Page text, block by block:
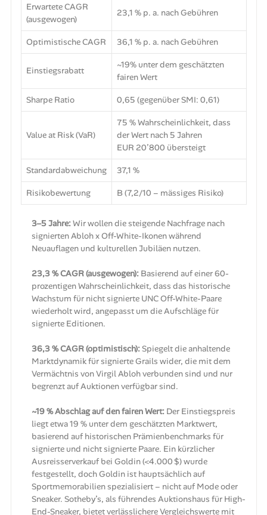
Erwartete CAGR
(ausgewogen)
23,1 % p. a. nach Gebühren
Optimistische CAGR 36,1 % p. a. nach Gebühren
Einstiegsrabatt
~19% unter dem geschätzten
fairen Wert
Sharpe Ratio 0,65 (gegenüber SMI: 0,61)
Value at Risk (VaR)
75 % Wahrscheinlichkeit, dass
der Wert nach 5 Jahren
EUR 20’800 übersteigt
Standardabweichung 37,1 %
Risikobewertung B (7,2/10 – mässiges Risiko)
3–5 Jahre: Wir wollen die steigende Nachfrage nach
signierten Abloh x Off-White-Ikonen während
Neuauflagen und kulturellen Jubiläen nutzen.
23,3 % CAGR (ausgewogen): Basierend auf einer 60-
prozentigen Wahrscheinlichkeit, dass das historische
Wachstum für nicht signierte UNC Off-White-Paare
wiederholt wird, angepasst um die Aufschläge für
signierte Editionen.
36,3 % CAGR (optimistisch): Spiegelt die anhaltende
Marktdynamik für signierte Grails wider, die mit dem
Vermächtnis von Virgil Abloh verbunden sind und nur
begrenzt auf Auktionen verfügbar sind.
~19 % Abschlag auf den fairen Wert: Der Einstiegspreis
liegt etwa 19 % unter dem geschätzten Marktwert,
basierend auf historischen Prämienbenchmarks für
signierte und nicht signierte Paare. Ein kürzlicher
Ausreisserverkauf bei Goldin (<4.000 $) wurde
festgestellt, doch Goldin ist hauptsächlich auf
Sportmemorabilien spezialisiert – nicht auf Mode oder
Sneaker. Sotheby’s, als führendes Auktionshaus für High-
End-Sneaker, bietet verlässlichere Vergleichswerte mit